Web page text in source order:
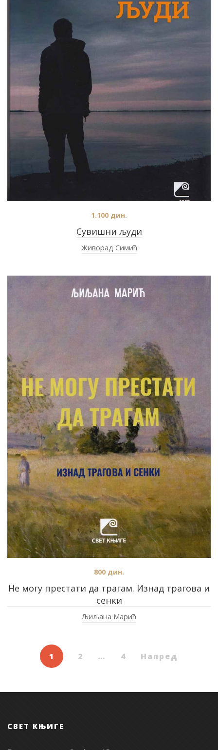
Сувишни људи
1.100 дин.
Живорад Симић
Не могу престати да трагам. Изнад трагова и
сенки
800 дин.
Љиљана Марић
1 2 … 4 Напред
СВЕТ КЊИГЕ